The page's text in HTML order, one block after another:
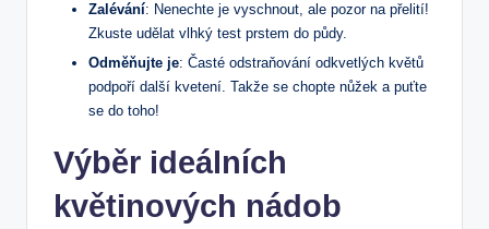
Zalévání: Nenechte je vyschnout, ale pozor na přelití!
Zkuste udělat vlhký test prstem do půdy.
Odměňujte je: Časté odstraňování odkvetlých květů
podpoří další kvetení. Takže se chopte nůžek a puťte
se do toho!
Výběr ideálních
květinových nádob